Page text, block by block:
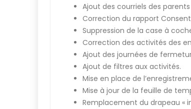
Ajout des courriels des
Correction du rapport
Suppression de la case à
Correction des activités des
Ajout des journées de
Ajout de filtres aux activités.
Mise en place de
Mise à jour de la feuille de
Remplacement du drapeau «